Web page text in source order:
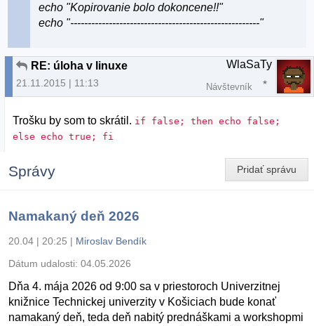
echo "Kopirovanie bolo dokoncene!!"
echo "------------------------------------------------------"
RE: úloha v linuxe
21.11.2015 | 11:13
WlaSaTy
Návštevník
Trošku by som to skrátil. if false; then echo false;
else echo true; fi
Pridať správu
Správy
Namakaný deň 2026
20.04 | 20:25 | Miroslav Bendík
Dátum udalosti: 04.05.2026
Dňa 4. mája 2026 od 9:00 sa v priestoroch Univerzitnej
knižnice Technickej univerzity v Košiciach bude konať
namakaný deň, teda deň nabitý prednáškami a workshopmi